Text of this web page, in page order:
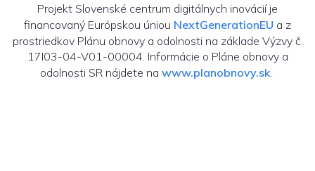
Projekt Slovenské centrum digitálnych inovácií je
financovaný Európskou úniou NextGenerationEU a z
prostriedkov Plánu obnovy a odolnosti na základe Výzvy č.
17I03-04-V01-00004. Informácie o Pláne obnovy a
odolnosti SR nájdete na www.planobnovy.sk